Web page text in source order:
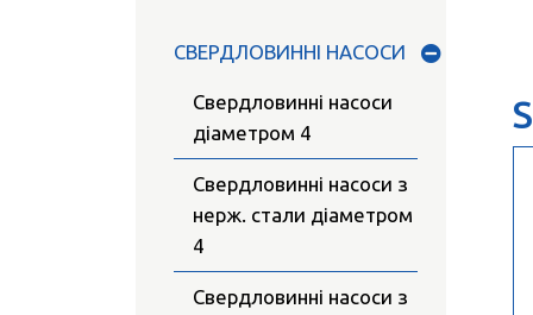
СВЕРДЛОВИННІ НАСОСИ
Свердловинні насоси
діаметром 4
Свердловинні насоси з
нерж. стали діаметром
4
Свердловинні насоси з